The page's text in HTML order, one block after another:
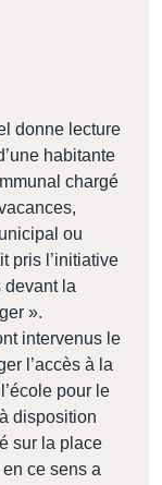
donne lecture
habitante
chargé
ou
pris l’initiative
devant la
».
intervenus le
l’accès à la
pour le
disposition
sur la place
ce sens a